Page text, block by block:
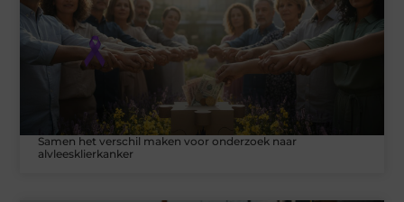
Samen het verschil maken voor onderzoek naar
alvleesklierkanker